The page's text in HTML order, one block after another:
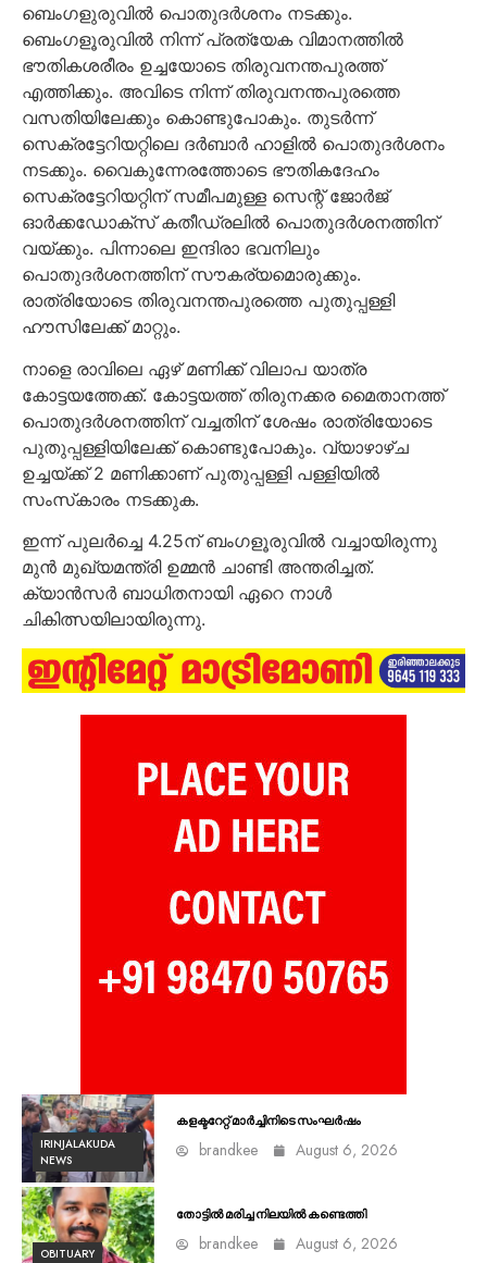
ബെംഗളുരുവിൽ പൊതുദർശനം നടക്കും.
ബെംഗളൂരുവിൽ നിന്ന് പ്രത്യേക വിമാനത്തിൽ
ഭൗതികശരീരം ഉച്ചയോടെ തിരുവനന്തപുരത്ത്
എത്തിക്കും. അവിടെ നിന്ന് തിരുവനന്തപുരത്തെ
വസതിയിലേക്കും കൊണ്ടുപോകും. തുടർന്ന്
സെക്രട്ടേറിയറ്റിലെ ദർബാർ ഹാളിൽ പൊതുദർശനം
നടക്കും. വൈകുന്നേരത്തോടെ ഭൗതികദേഹം
സെക്രട്ടേറിയറ്റിന് സമീപമുള്ള സെന്റ് ജോർജ്
ഓർക്കഡോക്‌സ് കതീഡ്രലിൽ പൊതുദർശനത്തിന്
വയ്ക്കും. പിന്നാലെ ഇന്ദിരാ ഭവനിലും
പൊതുദർശനത്തിന് സൗകര്യമൊരുക്കും.
രാത്രിയോടെ തിരുവനന്തപുരത്തെ പുതുപ്പള്ളി
ഹൗസിലേക്ക് മാറ്റും.
നാളെ രാവിലെ ഏഴ് മണിക്ക് വിലാപ യാത്ര
കോട്ടയത്തേക്ക്. കോട്ടയത്ത് തിരുനക്കര മൈതാനത്ത്
പൊതുദർശനത്തിന് വച്ചതിന് ശേഷം രാത്രിയോടെ
പുതുപ്പള്ളിയിലേക്ക് കൊണ്ടുപോകും. വ്യാഴാഴ്ച
ഉച്ചയ്ക്ക് 2 മണിക്കാണ് പുതുപ്പള്ളി പള്ളിയിൽ
സംസ്‌കാരം നടക്കുക.
ഇന്ന് പുലർച്ചെ 4.25ന് ബംഗളൂരുവിൽ വച്ചായിരുന്നു
മുൻ മുഖ്യമന്ത്രി ഉമ്മൻ ചാണ്ടി അന്തരിച്ചത്.
ക്യാൻസർ ബാധിതനായി ഏറെ നാൾ
ചികിത്സയിലായിരുന്നു.
IRINJALAKUDA
NEWS
കളക്ടറേറ്റ് മാർച്ചിനിടെ സംഘർഷം
brandkee August 6, 2026
OBITUARY
തോട്ടിൽ മരിച്ച നിലയിൽ കണ്ടെത്തി
brandkee August 6, 2026